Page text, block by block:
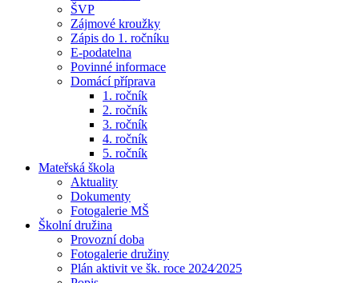
ŠVP
Zájmové kroužky
Zápis do 1. ročníku
E-podatelna
Povinné informace
Domácí příprava
1. ročník
2. ročník
3. ročník
4. ročník
5. ročník
Mateřská škola
Aktuality
Dokumenty
Fotogalerie MŠ
Školní družina
Provozní doba
Fotogalerie družiny
Plán aktivit ve šk. roce 2024⁄2025